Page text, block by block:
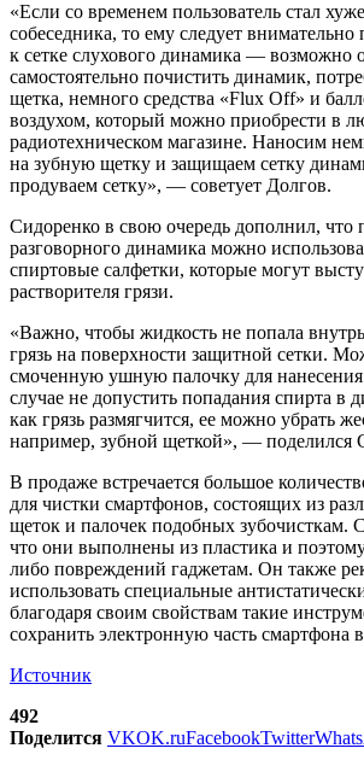
«Если со временем пользователь стал
собеседника, то ему следует внимательно
к сетке слухового динамика — возможно
самостоятельно почистить динамик,
щетка, немного средства «Flux Off» и
воздухом, который можно приобрести в
радиотехническом магазине. Наносим
на зубную щетку и защищаем сетку
продуваем сетку», — советует Долгов.
Сидоренко в свою очередь дополнил, что
разговорного динамика можно
спиртовые салфетки, которые могут
растворителя грязи.
«Важно, чтобы жидкость не попала
грязь на поверхности защитной сетки.
смоченную ушную палочку для
случае не допустить попадания спирта в
как грязь размягчится, ее можно убрать
например, зубной щеткой», — поделился
В продаже встречается большое
для чистки смартфонов, состоящих из
щеток и палочек подобных зубочисткам.
что они выполнены из пластика и
либо повреждений гаджетам. Он также
использовать специальные
благодаря своим свойствам такие
сохранить электронную часть смартфона
Источник
492
Поделится VKOK.ruFacebookTwitter